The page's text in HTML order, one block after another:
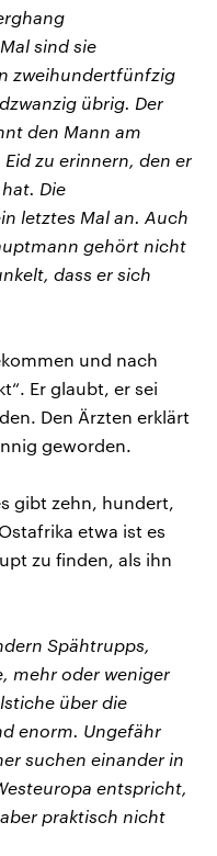
sind sie
zweihundertfünfzig
übrig. Der
den Mann am
zu erinnern, den er
Die
letztes Mal an. Auch
gehört nicht
dass er sich
und nach
Er glaubt, er sei
Den Ärzten erklärt
geworden.
gibt zehn, hundert,
etwa ist es
zu finden, als ihn
Spähtrupps,
mehr oder weniger
über die
enorm. Ungefähr
suchen einander in
entspricht,
praktisch nicht